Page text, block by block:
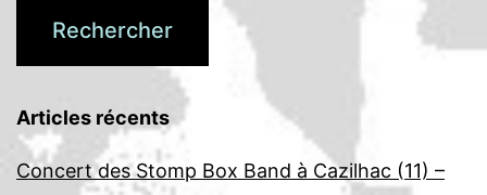
Articles récents
Concert des Stomp Box Band à Cazilhac (11) –